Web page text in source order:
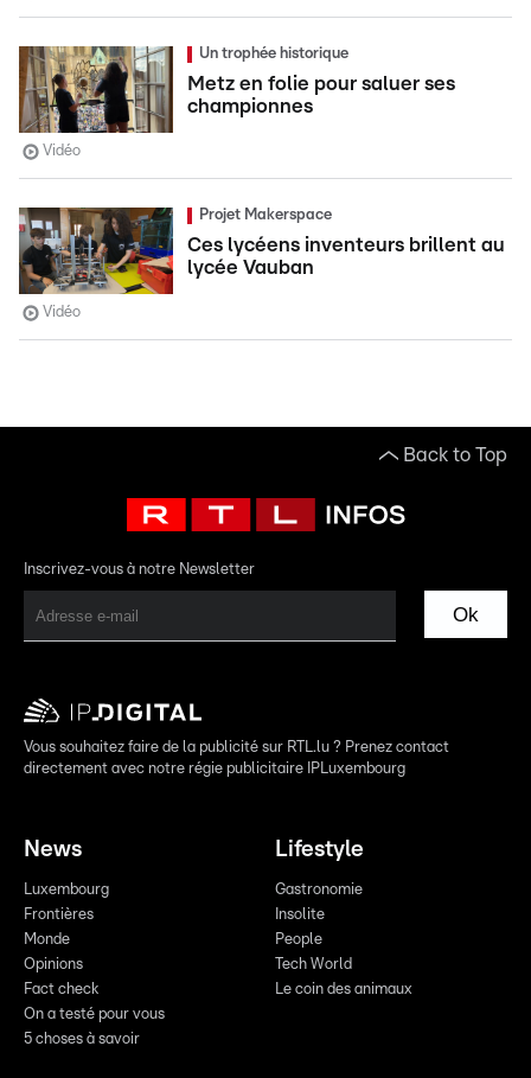
Un trophée historique
Metz en folie pour saluer ses
championnes
Vidéo
Projet Makerspace
Ces lycéens inventeurs brillent au
lycée Vauban
Vidéo
Back to Top
Inscrivez-vous à notre Newsletter
Ok
Vous souhaitez faire de la publicité sur RTL.lu ? Prenez contact
directement avec notre régie publicitaire IPLuxembourg
News
Luxembourg
Frontières
Monde
Opinions
Fact check
On a testé pour vous
5 choses à savoir
Lifestyle
Gastronomie
Insolite
People
Tech World
Le coin des animaux